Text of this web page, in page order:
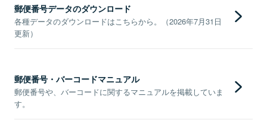
郵便番号データのダウンロード
各種データのダウンロードはこちらから。（2026年7月31日
更新）
郵便番号・バーコードマニュアル
郵便番号や、バーコードに関するマニュアルを掲載していま
す。